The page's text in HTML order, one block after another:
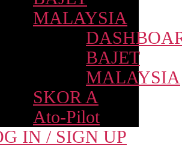
MALAYSIA
BAJET
MALAYSIA
SKOR A
Ato-Pilot
IN / SIGN UP